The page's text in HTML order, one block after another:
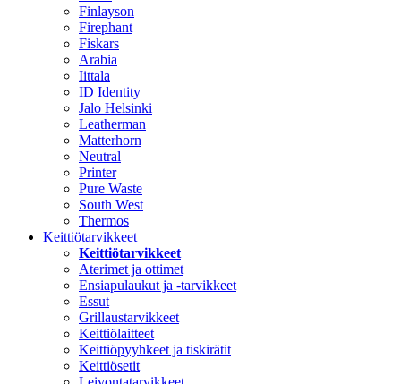
Finlayson
Firephant
Fiskars
Arabia
Iittala
ID Identity
Jalo Helsinki
Leatherman
Matterhorn
Neutral
Printer
Pure Waste
South West
Thermos
Keittiötarvikkeet
Keittiötarvikkeet
Aterimet ja ottimet
Ensiapulaukut ja -tarvikkeet
Essut
Grillaustarvikkeet
Keittiölaitteet
Keittiöpyyhkeet ja tiskirätit
Keittiösetit